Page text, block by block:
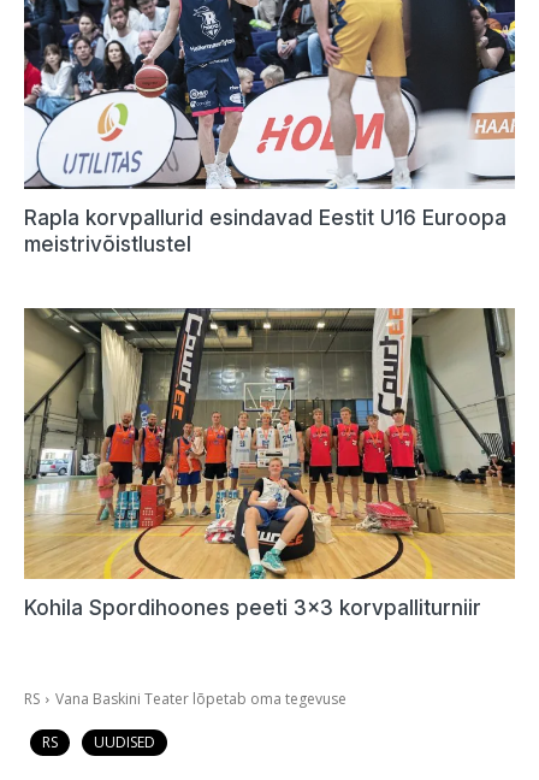
Rapla korvpallurid esindavad Eestit U16 Euroopa
meistrivõistlustel
Kohila Spordihoones peeti 3×3 korvpalliturniir